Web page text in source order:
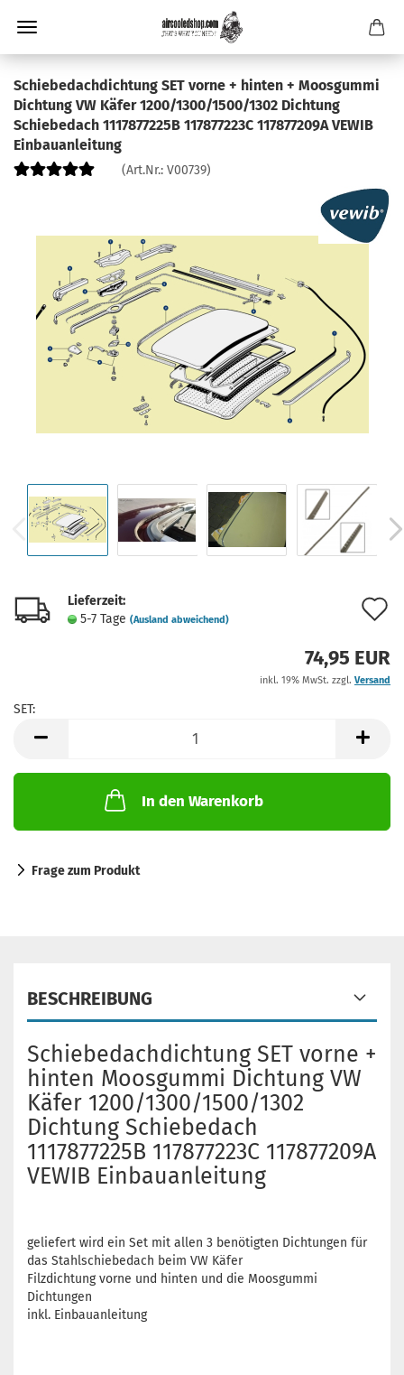
Schiebedachdichtung SET vorne + hinten + Moosgummi
Dichtung VW Käfer 1200/1300/1500/1302 Dichtung
Schiebedach 1117877225B 117877223C 117877209A VEWIB
Einbauanleitung
(Art.Nr.: V00739)
Lieferzeit:
5-7 Tage (Ausland abweichend)
74,95 EUR
inkl. 19% MwSt. zzgl. Versand
SET:
In den Warenkorb
Frage zum Produkt
BESCHREIBUNG
Schiebedachdichtung SET vorne +
hinten Moosgummi Dichtung VW
Käfer 1200/1300/1500/1302
Dichtung Schiebedach
1117877225B 117877223C 117877209A
VEWIB Einbauanleitung
geliefert wird ein Set mit allen 3 benötigten Dichtungen für
das Stahlschiebedach beim VW Käfer
Filzdichtung vorne und hinten und die Moosgummi
Dichtungen
inkl. Einbauanleitung